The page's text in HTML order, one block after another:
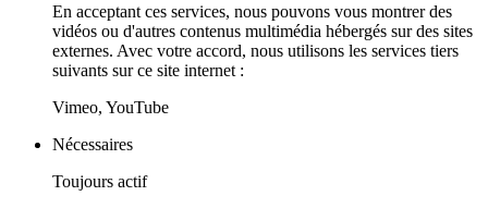
En acceptant ces services, nous pouvons vous montrer des
vidéos ou d'autres contenus multimédia hébergés sur des sites
externes. Avec votre accord, nous utilisons les services tiers
suivants sur ce site internet :
Vimeo, YouTube
Nécessaires
Toujours actif